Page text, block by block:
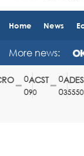
Home News
More news:
ACST
90
ADES
35550